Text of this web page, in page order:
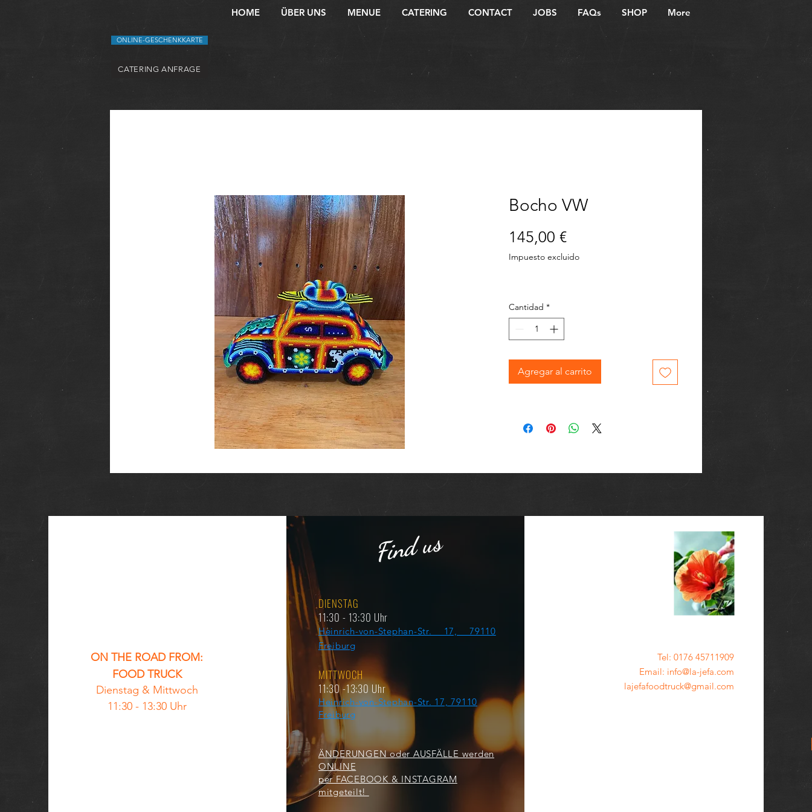
HOME ÜBER UNS MENUE CATERING CONTACT JOBS FAQs SHOP More
ONLINE-GESCHENKKARTE
CATERING ANFRAGE
Bocho VW
145,00 €Precio
Impuesto excluido
Cantidad *
Agregar al carrito
ON THE ROAD FROM:
FOOD TRUCK
Dienstag & Mittwoch
11:30 - 13:30 Uhr
Find us
DIENSTAG
11:30 - 13:30 Uhr
Heinrich-von-Stephan-Str. 17, 79110
Freiburg
MITTWOCH
11:30 -13:30 Uhr
Heinrich-von-Stephan-Str. 17, 79110
Freiburg
ÄNDERUNGEN oder AUSFÄLLE werden
ONLINE
per FACEBOOK & INSTAGRAM
mitgeteilt!
Tel: 0176 45711909
Email: info@la-jefa.com
lajefafoodtruck@gmail.com